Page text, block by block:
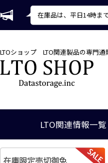
在庫品は、平日14時ま
LTOショップ LTO関連製品の専門通
LTO関連情報一覧